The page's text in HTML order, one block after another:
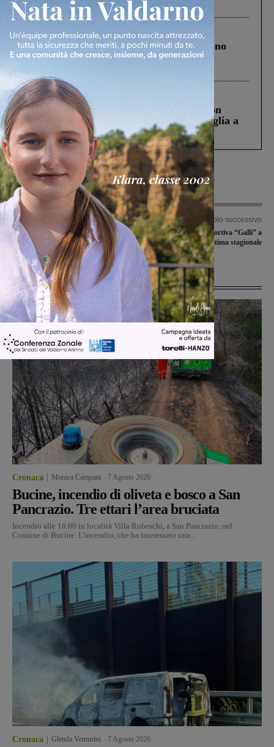
ringraziamento al Governo”
Cronaca 4 Agosto 2026
Un anno fa la strage in A1 in cui morirono
Gianni, Giulia e Franco. Lo schianto, il
processo, lo stop ai sorpassi fra tir....
Cronaca 3 Agosto 2026
Scomparso da una struttura di Castiglion
Fiorentino l’uomo che aveva ucciso la figlia a
Levane nel 2020
Articolo precedente
Pronta l’invasione di Cortona, 700
tifosi al seguito dell’Aquila
Articolo successivo
Le ragazze della polisportiva “Galli” a
Viareggio nella penultima stagionale
Ultime Notizie
Cronaca Monica Campani 7 Agosto 2026
Bucine, incendio di oliveta e bosco a San
Pancrazio. Tre ettari l’area bruciata
Incendio alle 16.00 in località Villa Rubeschi, a San Pancrazio, nel
Comune di Bucine. L'incendio, che ha interessato una...
Cronaca Glenda Venturini 7 Agosto 2026